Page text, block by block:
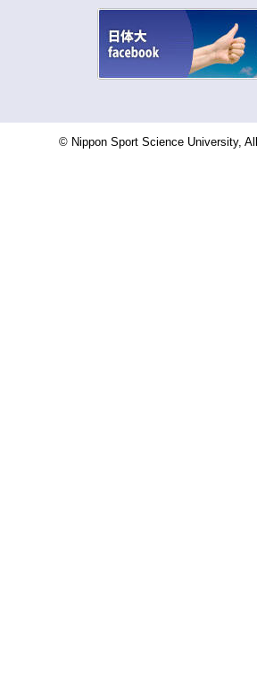
© Nippon Sport Science University,